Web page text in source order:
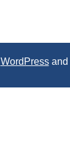
WordPressand